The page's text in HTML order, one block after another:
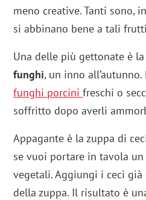
meno creative. Tanti sono,
si abbinano bene a tali
Una delle più gettonate è
funghi, un inno
funghi porcinifreschi o
soffritto dopo averli
Appagante è la zuppa di
se vuoi portare in tavola
vegetali. Aggiungi i ceci
della zuppa. Il risultato è